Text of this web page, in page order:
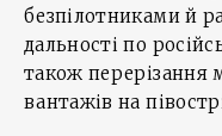
безпілотниками й
дальності по
також перерізання
вантажів на